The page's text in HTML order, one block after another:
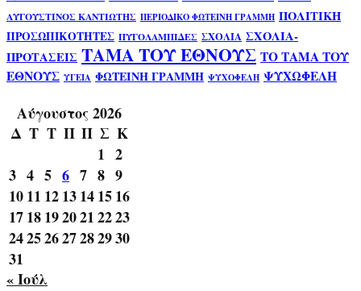
ΑΥΓΟΥΣΤΙΝΟΣ ΚΑΝΤΙΩΤΗΣ ΠΕΡΙΟΔΙΚΟ ΦΩΤΕΙΝΗ ΓΡΑΜΜΗ ΠΟΛΙΤΙΚΗ
ΠΡΟΣΩΠΙΚΟΤΗΤΕΣ ΠΥΓΟΛΑΜΠΙΔΕΣ ΣΧΟΛΙΑ ΣΧΟΛΙΑ-
ΠΡΟΤΑΣΕΙΣ ΤΑΜΑ ΤΟΥ ΕΘΝΟΥΣ ΤΟ ΤΑΜΑ ΤΟΥ
ΕΘΝΟΥΣ ΥΓΕΙΑ ΦΩΤΕΙΝΗ ΓΡΑΜΜΗ ΨΥΧΟΦΕΛΗ ΨΥΧΩΦΕΛΗ
Αύγουστος 2026
Δ Τ Τ Π Π Σ Κ
1 2
3 4 5 6 7 8 9
1011 1213141516
17181920212223
24252627282930
31
« Ιούλ